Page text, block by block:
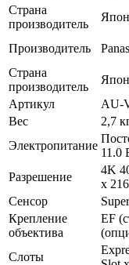
Страна
производитель
Производитель
Страна
производитель
Артикул
AU-
Вес
2,7
Электропитание
11.0
Разрешение
4K
x
Сенсор
Крепление
объектива
EF
Слоты